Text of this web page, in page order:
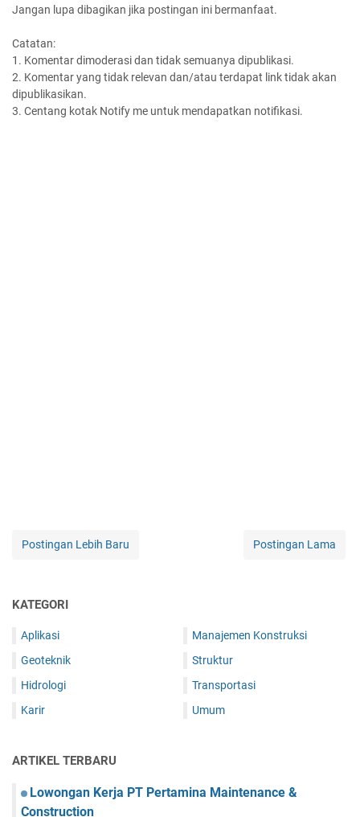
Jangan lupa dibagikan jika postingan ini bermanfaat.
Catatan:
1. Komentar dimoderasi dan tidak semuanya dipublikasi.
2. Komentar yang tidak relevan dan/atau terdapat link tidak akan
dipublikasikan.
3. Centang kotak Notify me untuk mendapatkan notifikasi.
Postingan Lebih Baru Postingan Lama
KATEGORI
Aplikasi
Geoteknik
Hidrologi
Karir
Manajemen Konstruksi
Struktur
Transportasi
Umum
ARTIKEL TERBARU
Lowongan Kerja PT Pertamina Maintenance &
Construction